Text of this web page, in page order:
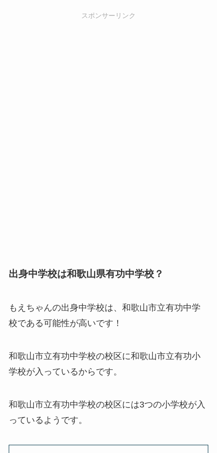
スポンサーリンク
出身中学校は和歌山県有功中学校？
もえちゃんの出身中学校は、和歌山市立有功中学
校である可能性が高いです！
和歌山市立有功中学校の校区に和歌山市立有功小
学校が入っているからです。
和歌山市立有功中学校の校区には3つの小学校が入
っているようです。